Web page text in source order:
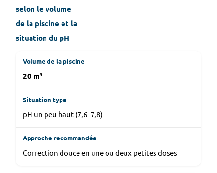
selon le volume
de la piscine et la
situation du pH
20 m³
pH un peu haut (7,6–7,8)
Correction douce en une ou deux petites doses